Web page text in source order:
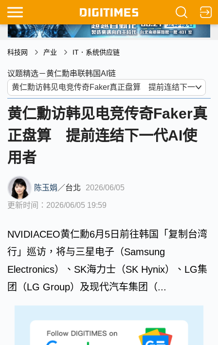
科技网 产业 IT．系统供应链
议题精选－黄仁勳串联韩国AI链
黄仁勳访韩见电竞传奇Faker真
正盘算 提前连结下一代AI使
用者
陈玉娟／台北 2026/06/05
更新时间：2026/06/05 19:59
NVIDIACEO黄仁勳6月5日前往韩国「复制台湾
行」巡访，将与三星电子（Samsung
Electronics）、SK海力士（SK Hynix）、LG集
团（LG Group）及现代汽车集团（...